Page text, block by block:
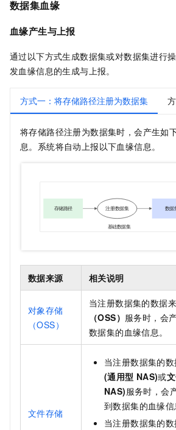
数据集血缘
血缘产生与上报
通过以下方式生成数据集或对数据集进行
发血缘信息的生成与上报。
方式一：将存储路径注册为数据集
将存储路径注册为数据集时，会产生如
息。系统将自动上报以下血缘信息。
数据来源 相关说明
对象存储
（OSS）
当注册数据集的数据
（OSS） 服务时，会
数据集的血缘信息。
文件存储
当注册数据集的
(通用型 NAS)或
NAS)服务时，会
到数据集的血缘信
当注册数据集的